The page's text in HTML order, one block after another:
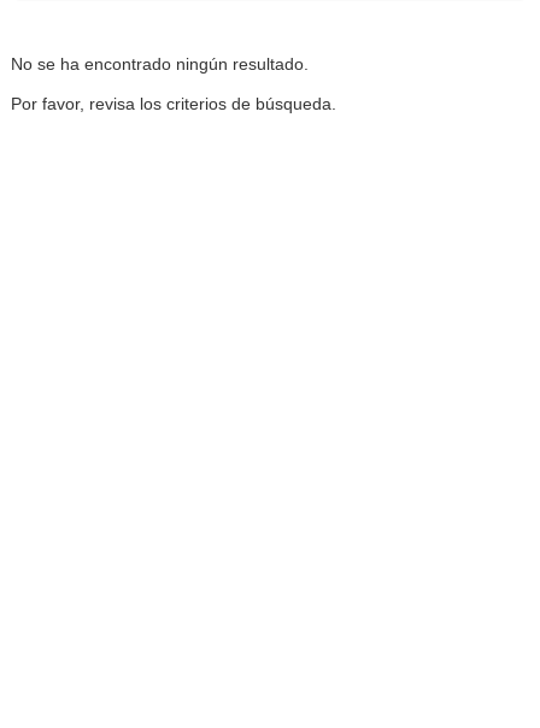
No se ha encontrado ningún resultado.
Por favor, revisa los criterios de búsqueda.